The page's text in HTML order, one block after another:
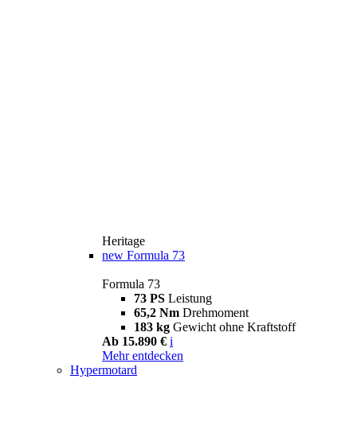
Heritage
new Formula 73
Formula 73
73 PS Leistung
65,2 Nm Drehmoment
183 kg Gewicht ohne Kraftstoff
Ab 15.890 € i
Mehr entdecken
Hypermotard